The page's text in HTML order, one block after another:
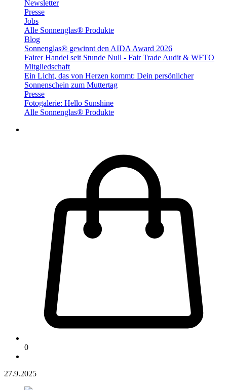
Newsletter
Presse
Jobs
Alle Sonnenglas® Produkte
Blog
Sonnenglas® gewinnt den AIDA Award 2026
Fairer Handel seit Stunde Null - Fair Trade Audit & WFTO
Mitgliedschaft
Ein Licht, das von Herzen kommt: Dein persönlicher
Sonnenschein zum Muttertag
Presse
Fotogalerie: Hello Sunshine
Alle Sonnenglas® Produkte
0
27.9.2025